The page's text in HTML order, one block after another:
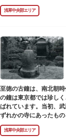
墓は願竜寺（がんりゅう
浅草中央部エリア
至徳の古鐘は、南北朝
の鐘は東京都では珍し
ばれています。当初、
ずれかの寺にあったも
現在は、五重塔北側の
なっていますが、不定
浅草中央部エリア